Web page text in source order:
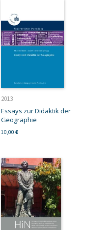
2013
Essays zur Didaktik der
Geographie
10,00 €